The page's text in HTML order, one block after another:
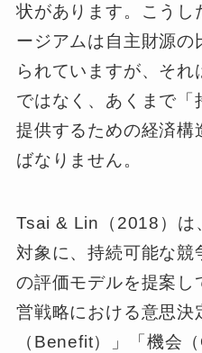
状があります。こうし
ージアムは自主財源の
られていますが、それ
ではなく、あくまで「
提供するための経済構
ばなりません。
Tsai & Lin（2018）は
対象に、持続可能な競
の評価モデルを提案し
営戦略における意思決
（Benefit）」「機会